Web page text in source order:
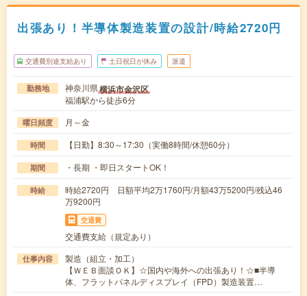
出張あり！半導体製造装置の設計/時給2720円
交通費別途支給あり 土日祝日が休み 派遣
勤務地 神奈川県横浜市金沢区
福浦駅から徒歩6分
曜日頻度 月～金
時間 【日勤】8:30～17:30（実働8時間/休憩60分）
期間 ・長期 ・即日スタートOK！
時給
時給2720円 日額平均2万1760円/月額43万5200円/残込46
万9200円
交通費
交通費支給（規定あり）
仕事内容
製造（組立・加工）
【ＷＥＢ面談ＯＫ】☆国内や海外への出張あり！☆■半導
体、フラットパネルディスプレイ（FPD）製造装置…